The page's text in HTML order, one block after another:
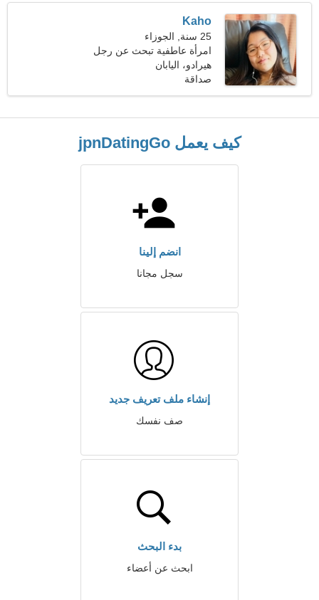
Kaho
25 سنة, الجوزاء
امرأة عاطفية تبحث عن رجل
هيرادو، اليابان
صداقة
كيف يعمل jpnDatingGo
انضم إلينا
سجل مجانا
إنشاء ملف تعريف جديد
صف نفسك
بدء البحث
ابحث عن أعضاء